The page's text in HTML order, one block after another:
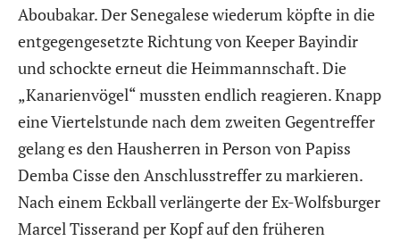
Aboubakar. Der Senegalese wiederum köpfte in die
entgegengesetzte Richtung von Keeper Bayindir
und schockte erneut die Heimmannschaft. Die
„Kanarienvögel“ mussten endlich reagieren. Knapp
eine Viertelstunde nach dem zweiten Gegentreffer
gelang es den Hausherren in Person von Papiss
Demba Cisse den Anschlusstreffer zu markieren.
Nach einem Eckball verlängerte der Ex-Wolfsburger
Marcel Tisserand per Kopf auf den früheren